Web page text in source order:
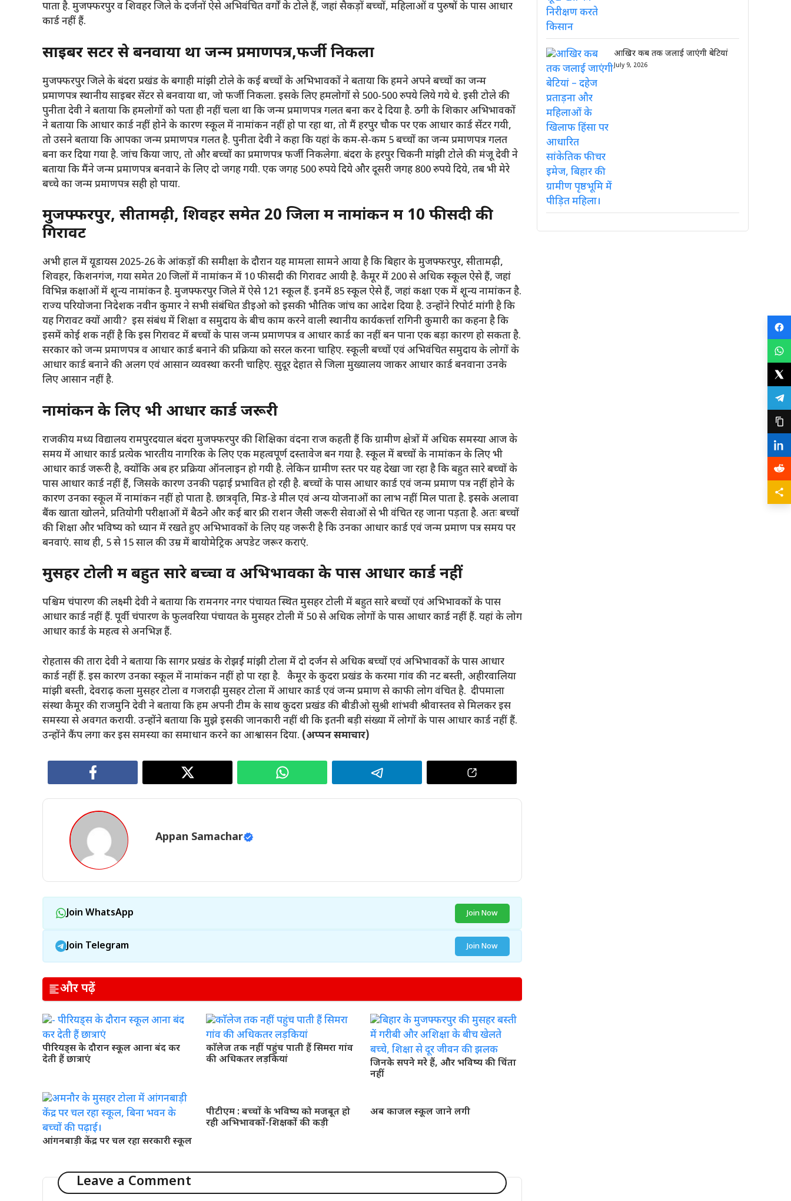
पाता है. मुजफ्फरपुर व शिवहर जिले के दर्जनों ऐसे अभिवंचित वर्गों के टोले हैं, जहां सैकड़ों बच्चों, महिलाओं व पुरुषों के पास आधार
कार्ड नहीं हैं.
साइबर सेंटर से बनवाया था जन्म प्रमाणपत्र,फर्जी निकला
मुजफ्फरपुर जिले के बंदरा प्रखंड के बगाही मांझी टोले के कई बच्चों के अभिभावकों ने बताया कि हमने अपने बच्चों का जन्म
प्रमाणपत्र स्थानीय साइबर सेंटर से बनवाया था, जो फर्जी निकला. इसके लिए हमलोगों से 500-500 रुपये लिये गये थे. इसी टोले की
पुनीता देवी ने बताया कि हमलोगों को पता ही नहीं चला था कि जन्म प्रमाणपत्र गलत बना कर दे दिया है. ठगी के शिकार अभिभावकों
ने बताया कि आधार कार्ड नहीं होने के कारण स्कूल में नामांकन नहीं हो पा रहा था, तो मैं हरपुर चौक पर एक आधार कार्ड सेंटर गयी,
तो उसने बताया कि आपका जन्म प्रमाणपत्र गलत है. पुनीता देवी ने कहा कि यहां के कम-से-कम 5 बच्चों का जन्म प्रमाणपत्र गलत
बना कर दिया गया है. जांच किया जाए, तो और बच्चों का प्रमाणपत्र फर्जी निकलेगा. बंदरा के हरपुर चिकनी मांझी टोले की मंजू देवी ने
बताया कि मैंने जन्म प्रमाणपत्र बनवाने के लिए दो जगह गयी. एक जगह 500 रुपये दिये और दूसरी जगह 800 रुपये दिये, तब भी मेरे
बच्चे का जन्म प्रमाणपत्र सही हो पाया.
मुजफ्फरपुर, सीतामढ़ी, शिवहर समेत 20 जिलों में नामांकन में 10 फीसदी की
गिरावट
अभी हाल में यूडायस 2025-26 के आंकड़ों की समीक्षा के दौरान यह मामला सामने आया है कि बिहार के मुजफ्फरपुर, सीतामढ़ी,
शिवहर, किशनगंज, गया समेत 20 जिलों में नामांकन में 10 फीसदी की गिरावट आयी है. कैमूर में 200 से अधिक स्कूल ऐसे हैं, जहां
विभिन्न कक्षाओं में शून्य नामांकन है. मुजफ्फरपुर जिले में ऐसे 121 स्कूल हैं. इनमें 85 स्कूल ऐसे हैं, जहां कक्षा एक में शून्य नामांकन है.
राज्य परियोजना निदेशक नवीन कुमार ने सभी संबंधित डीइओ को इसकी भौतिक जांच का आदेश दिया है. उन्होंने रिपोर्ट मांगी है कि
यह गिरावट क्यों आयी? इस संबंध में शिक्षा व समुदाय के बीच काम करने वाली स्थानीय कार्यकर्त्ता रागिनी कुमारी का कहना है कि
इसमें कोई शक नहीं है कि इस गिरावट में बच्चों के पास जन्म प्रमाणपत्र व आधार कार्ड का नहीं बन पाना एक बड़ा कारण हो सकता है.
सरकार को जन्म प्रमाणपत्र व आधार कार्ड बनाने की प्रक्रिया को सरल करना चाहिए. स्कूली बच्चों एवं अभिवंचित समुदाय के लोगों के
आधार कार्ड बनाने की अलग एवं आसान व्यवस्था करनी चाहिए. सुदूर देहात से जिला मुख्यालय जाकर आधार कार्ड बनवाना उनके
लिए आसान नहीं है.
नामांकन के लिए भी आधार कार्ड जरूरी
राजकीय मध्य विद्यालय रामपुरदयाल बंदरा मुजफ्फरपुर की शिक्षिका वंदना राज कहती हैं कि ग्रामीण क्षेत्रों में अधिक समस्या आज के
समय में आधार कार्ड प्रत्येक भारतीय नागरिक के लिए एक महत्वपूर्ण दस्तावेज बन गया है. स्कूल में बच्चों के नामांकन के लिए भी
आधार कार्ड जरूरी है, क्योंकि अब हर प्रक्रिया ऑनलाइन हो गयी है. लेकिन ग्रामीण स्तर पर यह देखा जा रहा है कि बहुत सारे बच्चों के
पास आधार कार्ड नहीं हैं, जिसके कारण उनकी पढ़ाई प्रभावित हो रही है. बच्चों के पास आधार कार्ड एवं जन्म प्रमाण पत्र नहीं होने के
कारण उनका स्कूल में नामांकन नहीं हो पाता है. छात्रवृति, मिड-डे मील एवं अन्य योजनाओं का लाभ नहीं मिल पाता है. इसके अलावा
बैंक खाता खोलने, प्रतियोगी परीक्षाओं में बैठने और कई बार फ्री राशन जैसी जरूरी सेवाओं से भी वंचित रह जाना पड़ता है. अतः बच्चों
की शिक्षा और भविष्य को ध्यान में रखते हुए अभिभावकों के लिए यह जरूरी है कि उनका आधार कार्ड एवं जन्म प्रमाण पत्र समय पर
बनवाएं. साथ ही, 5 से 15 साल की उम्र में बायोमेट्रिक अपडेट जरूर कराएं.
मुसहर टोली में बहुत सारे बच्चों व अभिभावकों के पास आधार कार्ड नहीं
पश्चिम चंपारण की लक्ष्मी देवी ने बताया कि रामनगर नगर पंचायत स्थित मुसहर टोली में बहुत सारे बच्चों एवं अभिभावकों के पास
आधार कार्ड नहीं हैं. पूर्वी चंपारण के फुलवरिया पंचायत के मुसहर टोली में 50 से अधिक लोगों के पास आधार कार्ड नहीं हैं. यहां के लोग
आधार कार्ड के महत्व से अनभिज्ञ हैं.
रोहतास की तारा देवी ने बताया कि सागर प्रखंड के रोझईं मांझी टोला में दो दर्जन से अधिक बच्चों एवं अभिभावकों के पास आधार
कार्ड नहीं हैं. इस कारण उनका स्कूल में नामांकन नहीं हो पा रहा है. कैमूर के कुदरा प्रखंड के करमा गांव की नट बस्ती, अहीरवालिया
मांझी बस्ती, देवराढ़ कला मुसहर टोला व गजराढ़ी मुसहर टोला में आधार कार्ड एवं जन्म प्रमाण से काफी लोग वंचित है. दीपमाला
संस्था कैमूर की राजमुनि देवी ने बताया कि हम अपनी टीम के साथ कुदरा प्रखंड की बीडीओ सुश्री शांभवी श्रीवास्तव से मिलकर इस
समस्या से अवगत करायी. उन्होंने बताया कि मुझे इसकी जानकारी नहीं थी कि इतनी बड़ी संख्या में लोगों के पास आधार कार्ड नहीं हैं.
उन्होंने कैंप लगा कर इस समस्या का समाधान करने का आश्वासन दिया. (अप्पनसमाचार)
Appan Samachar
Join WhatsApp Join Now
Join Telegram Join Now
और पढ़ें
पीरियड्स के दौरान स्कूल आना बंद कर
देती हैं छात्राएं
काॅलेज तक नहीं पहुंच पाती हैं सिमरा गांव
की अधिकतर लड़कियां
जिनके सपने मरे हैं, और भविष्य की चिंता
नहीं
आंगनबाड़ी केंद्र पर चल रहा सरकारी स्कूल
पीटीएम : बच्चों के भविष्य को मजबूत हो
रही अभिभावकों-शिक्षकों की कड़ी
अब काजल स्कूल जाने लगी
Leave a Comment
आखिर कब तक जलाई जाएंगी बेटियां
July 9, 2026